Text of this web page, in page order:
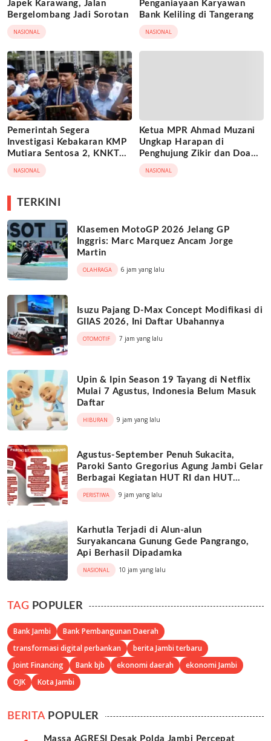
Japek Karawang, Jalan
Bergelombang Jadi Sorotan
NASIONAL
Penganiayaan Karyawan
Bank Keliling di Tangerang
NASIONAL
Pemerintah Segera
Investigasi Kebakaran KMP
Mutiara Sentosa 2, KNKT
Turun Tangan
NASIONAL
Ketua MPR Ahmad Muzani
Ungkap Harapan di
Penghujung Zikir dan Doa
Kebangsaan
NASIONAL
TERKINI
Klasemen MotoGP 2026 Jelang GP
Inggris: Marc Marquez Ancam Jorge
Martin
OLAHRAGA 6 jam yang lalu
Isuzu Pajang D-Max Concept Modifikasi di
GIIAS 2026, Ini Daftar Ubahannya
OTOMOTIF 7 jam yang lalu
Upin & Ipin Season 19 Tayang di Netflix
Mulai 7 Agustus, Indonesia Belum Masuk
Daftar
HIBURAN 9 jam yang lalu
Agustus-September Penuh Sukacita,
Paroki Santo Gregorius Agung Jambi Gelar
Berbagai Kegiatan HUT RI dan HUT
Paroki
PERISTIWA 9 jam yang lalu
Karhutla Terjadi di Alun-alun
Suryakancana Gunung Gede Pangrango,
Api Berhasil Dipadamka
NASIONAL 10 jam yang lalu
TAG POPULER
Bank Jambi
Bank Pembangunan Daerah
transformasi digital perbankan
berita Jambi terbaru
Joint Financing
Bank bjb ekonomi daerah
ekonomi Jambi
OJK
Kota Jambi
BERITAPOPULER
Massa AGRESI Desak Polda Jambi Percepat